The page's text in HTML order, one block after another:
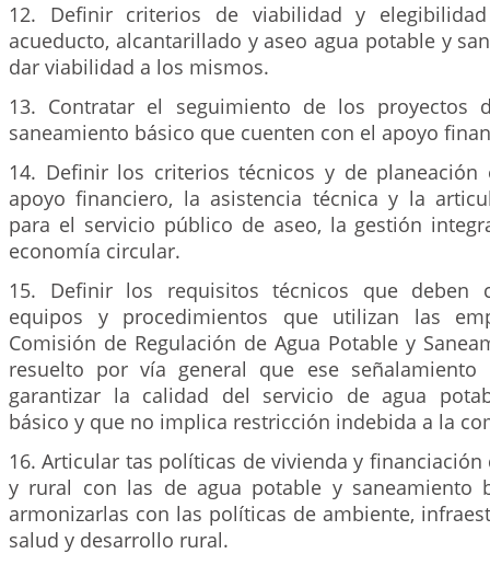
12. Definir criterios de viabilidad y
acueducto, alcantarillado y aseo agua potable y
dar viabilidad a los mismos.
13. Contratar el seguimiento de los proyectos
saneamiento básico que cuenten con el apoyo
14. Definir los criterios técnicos y de planeación
apoyo financiero, la asistencia técnica y la
para el servicio público de aseo, la gestión
economía circular.
15. Definir los requisitos técnicos que deben
equipos y procedimientos que utilizan las
Comisión de Regulación de Agua Potable y
resuelto por vía general que ese señalamiento
garantizar la calidad del servicio de agua
básico y que no implica restricción indebida a la
16. Articular tas políticas de vivienda y
y rural con las de agua potable y saneamiento
armonizarlas con las políticas de ambiente,
salud y desarrollo rural.